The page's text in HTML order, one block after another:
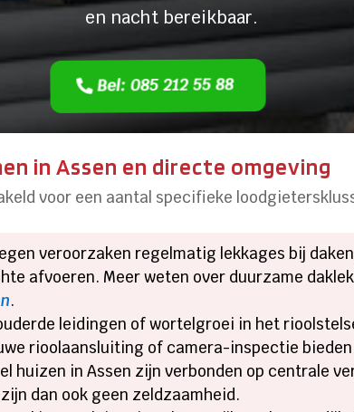
en nacht bereikbaar.
Bel: 085 212 55 88
in Assen en directe omgeving
voor een aantal specifieke
veroorzaken regelmatig lekkages bij
afvoeren. Meer weten over duurzame
.
leidingen of wortelgroei in het
rioolaansluiting of camera-inspectie
huizen in Assen zijn verbonden op centrale
dan ook geen zeldzaamheid.